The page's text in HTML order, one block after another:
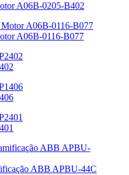
A06B-0205-B402
A06B-0116-B077
ABB APBU-44C